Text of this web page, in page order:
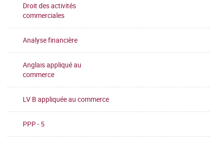
Droit des activités
commerciales
Analyse financière
Anglais appliqué au
commerce
LV B appliquée au commerce
PPP - 5